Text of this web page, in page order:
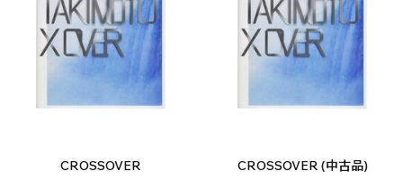
CROSSOVER CROSSOVER (中古品)